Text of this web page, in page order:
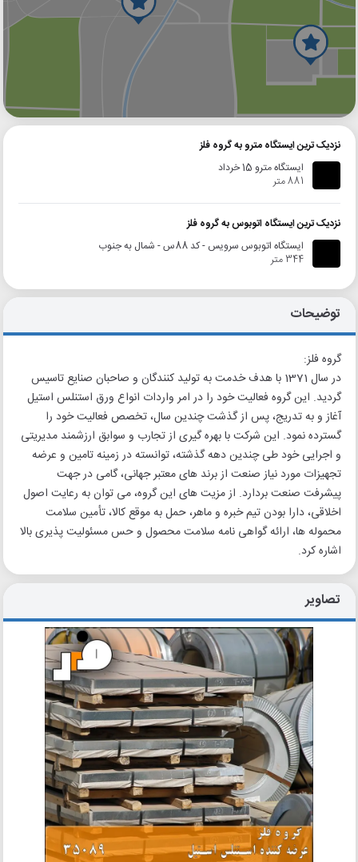
گوگل
نزدیک ترین ایستگاه مترو به گروه فلز
ایستگاه مترو 15 خرداد
881 متر
نزدیک ترین ایستگاه اتوبوس به گروه فلز
ایستگاه اتوبوس سرویس - کد 88س - شمال به جنوب
344 متر
توضیحات
گروه فلز:
در سال 1371 با هدف خدمت به تولید کنندگان و صاحبان صنایع تاسیس
گردید. این گروه فعالیت خود را در امر واردات انواع ورق استنلس استیل
آغاز و به تدریج، پس از گذشت چندین سال، تخصص فعالیت خود را
گسترده نمود. این شرکت با بهره گیری از تجارب و سوابق ارزشمند مدیریتی
و اجرایی خود طی چندین دهه گذشته، توانسته در زمینه تامین و عرضه
تجهیزات مورد نیاز صنعت از برند های معتبر جهانی، گامی در جهت
پیشرفت صنعت بردارد. از مزیت های این گروه، می توان به رعایت اصول
اخلاقی، دارا بودن تیم خبره و ماهر، حمل به موقع کالا، تأمین سلامت
محموله ها، ارائه گواهی نامه سلامت محصول و حس مسئولیت پذیری بالا
اشاره کرد.
تصاویر